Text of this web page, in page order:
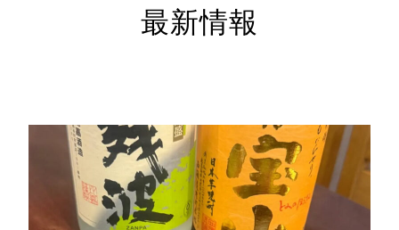
最新情報